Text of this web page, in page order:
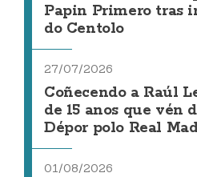
Papin Primero tras
do Centolo
27/07/2026
Coñecendo a Raúl
de 15 anos que vén
Dépor polo Real
01/08/2026